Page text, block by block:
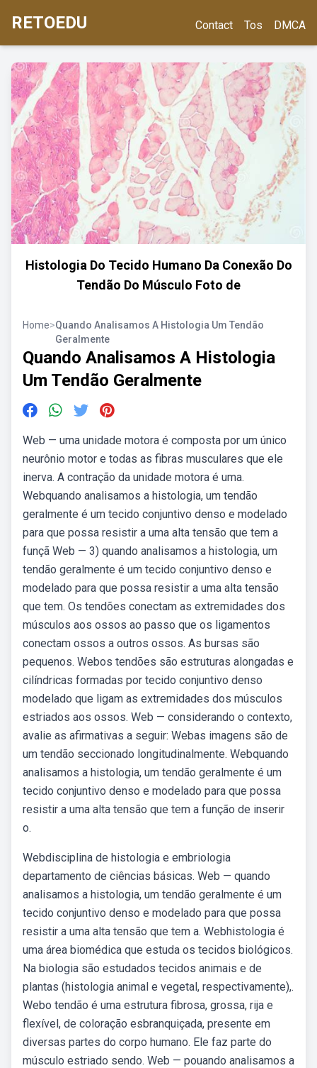
RETOEDU Contact Tos DMCA
Histologia Do Tecido Humano Da Conexão Do
Tendão Do Músculo Foto de
Home>Quando Analisamos A Histologia Um Tendão
Geralmente
Quando Analisamos A Histologia
Um Tendão Geralmente
Web — uma unidade motora é composta por um único
neurônio motor e todas as fibras musculares que ele
inerva. A contração da unidade motora é uma.
Webquando analisamos a histologia, um tendão
geralmente é um tecido conjuntivo denso e modelado
para que possa resistir a uma alta tensão que tem a
funçã Web — 3) quando analisamos a histologia, um
tendão geralmente é um tecido conjuntivo denso e
modelado para que possa resistir a uma alta tensão
que tem. Os tendões conectam as extremidades dos
músculos aos ossos ao passo que os ligamentos
conectam ossos a outros ossos. As bursas são
pequenos. Webos tendões são estruturas alongadas e
cilíndricas formadas por tecido conjuntivo denso
modelado que ligam as extremidades dos músculos
estriados aos ossos. Web — considerando o contexto,
avalie as afirmativas a seguir: Webas imagens são de
um tendão seccionado longitudinalmente. Webquando
analisamos a histologia, um tendão geralmente é um
tecido conjuntivo denso e modelado para que possa
resistir a uma alta tensão que tem a função de inserir
o.
Webdisciplina de histologia e embriologia
departamento de ciências básicas. Web — quando
analisamos a histologia, um tendão geralmente é um
tecido conjuntivo denso e modelado para que possa
resistir a uma alta tensão que tem a. Webhistologia é
uma área biomédica que estuda os tecidos biológicos.
Na biologia são estudados tecidos animais e de
plantas (histologia animal e vegetal, respectivamente),.
Webo tendão é uma estrutura fibrosa, grossa, rija e
flexível, de coloração esbranquiçada, presente em
diversas partes do corpo humano. Ele faz parte do
músculo estriado sendo. Web — pouando analisamos a